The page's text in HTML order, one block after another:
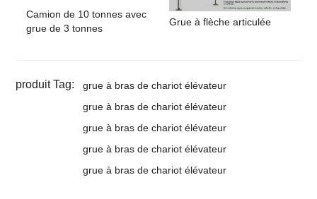
Camion de 10 tonnes avec
grue de 3 tonnes
Grue à flèche articulée
produit Tag:
grue à bras de chariot élévateur
grue à bras de chariot élévateur
grue à bras de chariot élévateur
grue à bras de chariot élévateur
grue à bras de chariot élévateur